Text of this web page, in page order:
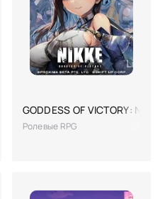
GODDESS OF VICTORY: NIKKE
Ролевые RPG